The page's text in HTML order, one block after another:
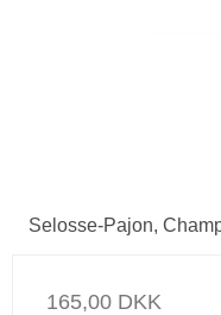
Selosse-Pajon,
165,00 DKK